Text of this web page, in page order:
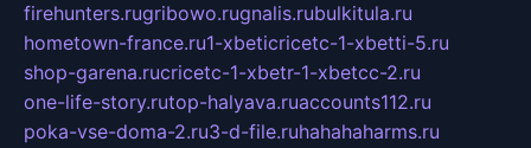
firehunters.rugribowo.rugnalis.rubulkitula.ru
hometown-france.ru1-xbeticricetc-1-xbetti-5.ru
shop-garena.rucricetc-1-xbetr-1-xbetcc-2.ru
one-life-story.rutop-halyava.ruaccounts112.ru
poka-vse-doma-2.ru3-d-file.ruhahahaharms.ru